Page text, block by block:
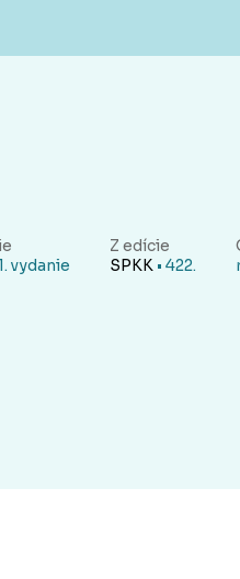
vydanie
Z edície
SPKK • 422.